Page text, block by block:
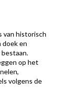
van historisch
doek en
bestaan.
op het
volgens de